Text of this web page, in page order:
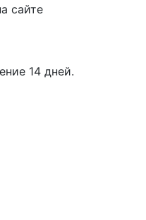
сайте
14 дней.